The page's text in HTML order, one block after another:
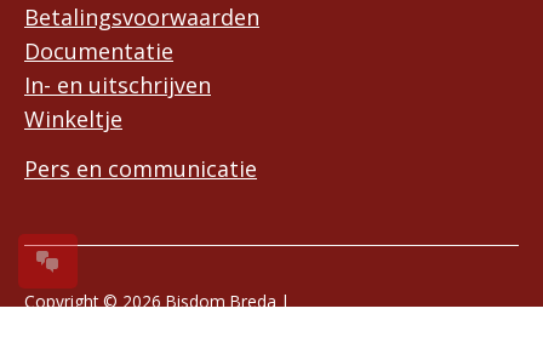
Betalingsvoorwaarden
Documentatie
In- en uitschrijven
Winkeltje
Pers en communicatie
Copyright © 2026 Bisdom Breda |